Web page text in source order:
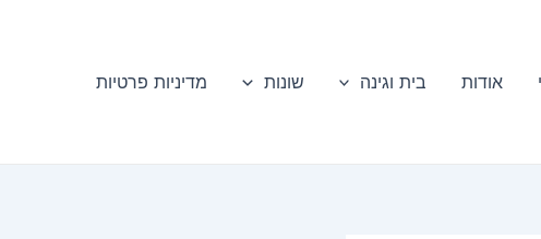
אודות בית וגינה שונות מדיניות פרטיות